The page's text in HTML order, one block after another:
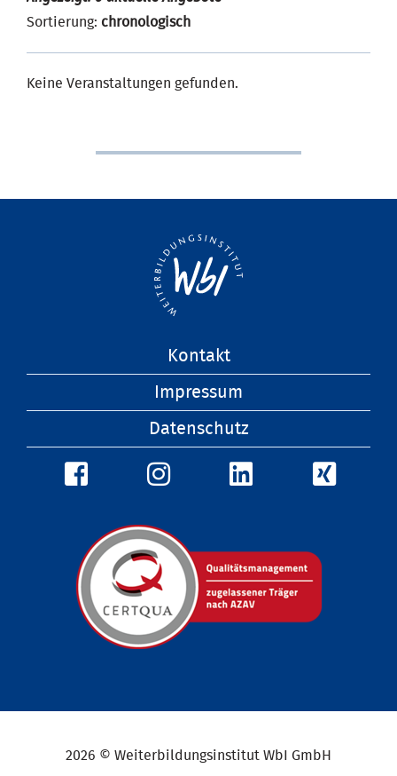
Sortierung: chronologisch
Keine Veranstaltungen gefunden.
Kontakt
Impressum
Datenschutz
2026 © Weiterbildungsinstitut WbI GmbH